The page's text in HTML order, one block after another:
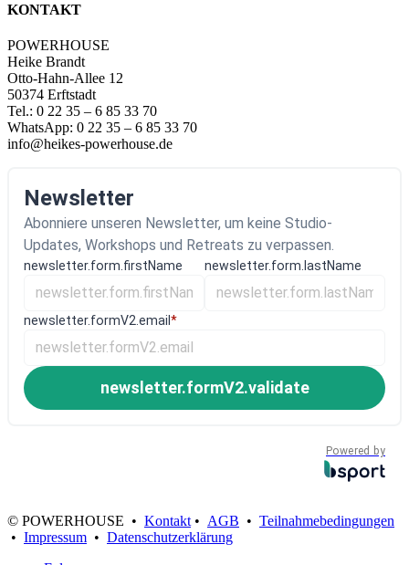
KONTAKT
POWERHOUSE
Heike Brandt
Otto-Hahn-Allee 12
50374 Erftstadt
Tel.: 0 22 35 – 6 85 33 70
WhatsApp: 0 22 35 – 6 85 33 70
info@heikes-powerhouse.de
Newsletter
Abonniere unseren Newsletter, um keine Studio-
Updates, Workshops und Retreats zu verpassen.
newsletter.form.firstName newsletter.form.lastName
newsletter.formV2.email *
newsletter.formV2.validate
Powered by
© POWERHOUSE • Kontakt • AGB • Teilnahmebedingungen
• Impressum • Datenschutzerklärung